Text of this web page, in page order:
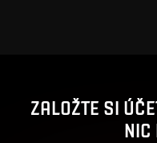
ZALOŽTE SI
NIC